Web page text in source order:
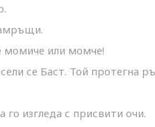
момиче или момче!
се Баст. Той протегна
изгледа с присвити очи.